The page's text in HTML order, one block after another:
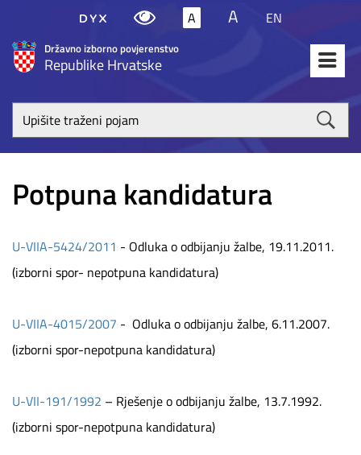
Državno izborno povjerenstvo
Republike Hrvatske
A A EN
Upišite
traženi
Potpuna kandidatura
U-VIIA-5424/2011 - Odluka o odbijanju žalbe, 19.11.2011.
(izborni spor- nepotpuna kandidatura)
U-VIIA-4015/2007 - Odluka o odbijanju žalbe, 6.11.2007.
(izborni spor-nepotpuna kandidatura)
U-VII-191/1992 – Rješenje o odbijanju žalbe, 13.7.1992.
(izborni spor-nepotpuna kandidatura)